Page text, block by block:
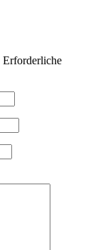
Erforderliche